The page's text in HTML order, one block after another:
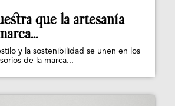
que la artesanía
y la sostenibilidad se unen en los
de la marca...